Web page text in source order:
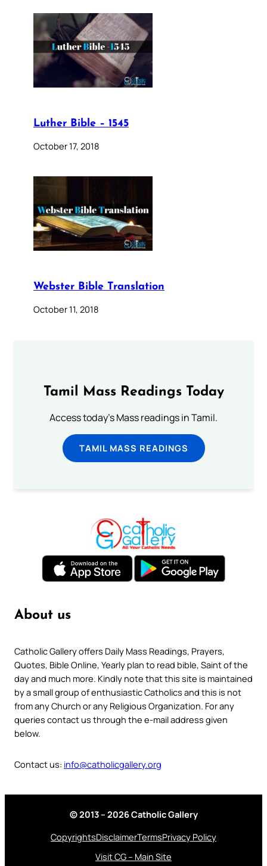
Luther Bible – 1545
October 17, 2018
Webster Bible Translation
October 11, 2018
Tamil Mass Readings Today
Access today's Mass readings in Tamil.
TAMIL MASS READINGS
About us
Catholic Gallery offers Daily Mass Readings, Prayers,
Quotes, Bible Online, Yearly plan to read bible, Saint of the
day and much more. Kindly note that this site is maintained
by a small group of enthusiastic Catholics and this is not
from any Church or any Religious Organization. For any
queries contact us through the e-mail address given
below.
Contact us: info@catholicgallery.org
© 2013 – 2026 Catholic Gallery
CopyrightsDisclaimerTermsPrivacy Policy
Visit CG – Main Site